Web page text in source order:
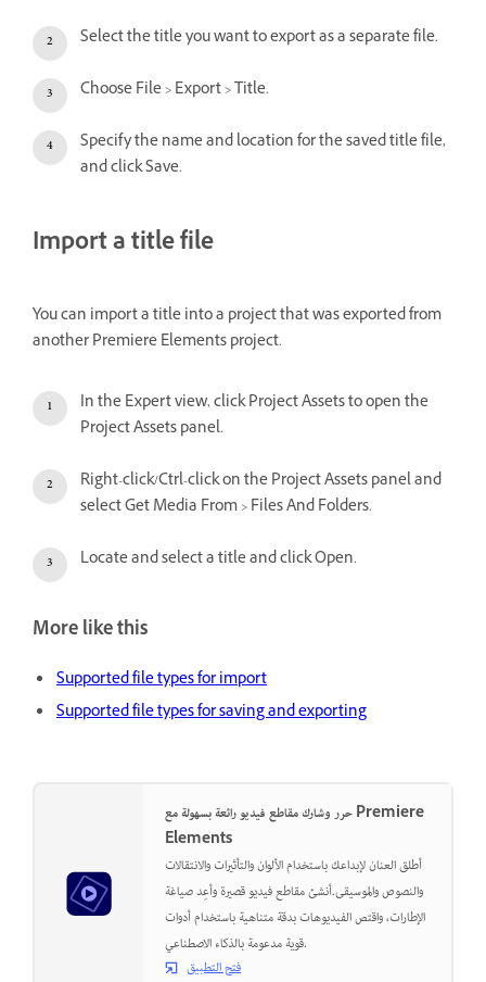
Select the title you want to export as a separate file.
Choose File > Export > Title.
Specify the name and location for the saved title file,
and click Save.
Import a title file
You can import a title into a project that was exported from
another Premiere Elements project.
In the Expert view, click Project Assets to open the
Project Assets panel.
Right-click/Ctrl-click on the Project Assets panel and
select Get Media From > Files And Folders.
Locate and select a title and click Open.
More like this
Supported file types for import
Supported file types for saving and exporting
حرر وشارك مقاطع فيديو رائعة بسهولة مع Premiere
Elements
أطلق العنان لإبداعك باستخدام الألوان والتأثيرات والانتقالات
والنصوص والموسيقى.أنشئ مقاطع فيديو قصيرة وأعِد صياغة
الإطارات، واقتص الفيديوهات بدقة متناهية باستخدام أدوات
قوية مدعومة بالذكاء الاصطناعي.
فتح التطبيق